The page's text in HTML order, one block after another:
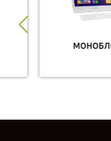
МОНОБЛОКИ